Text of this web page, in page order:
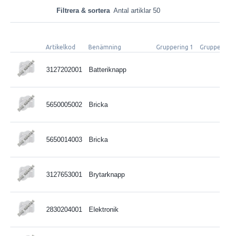
Filtrera & sortera Antal artiklar 50
Artikelkod Benämning Gruppering 1
3127202001 Batteriknapp
5650005002 Bricka
5650014003 Bricka
3127653001 Brytarknapp
2830204001 Elektronik